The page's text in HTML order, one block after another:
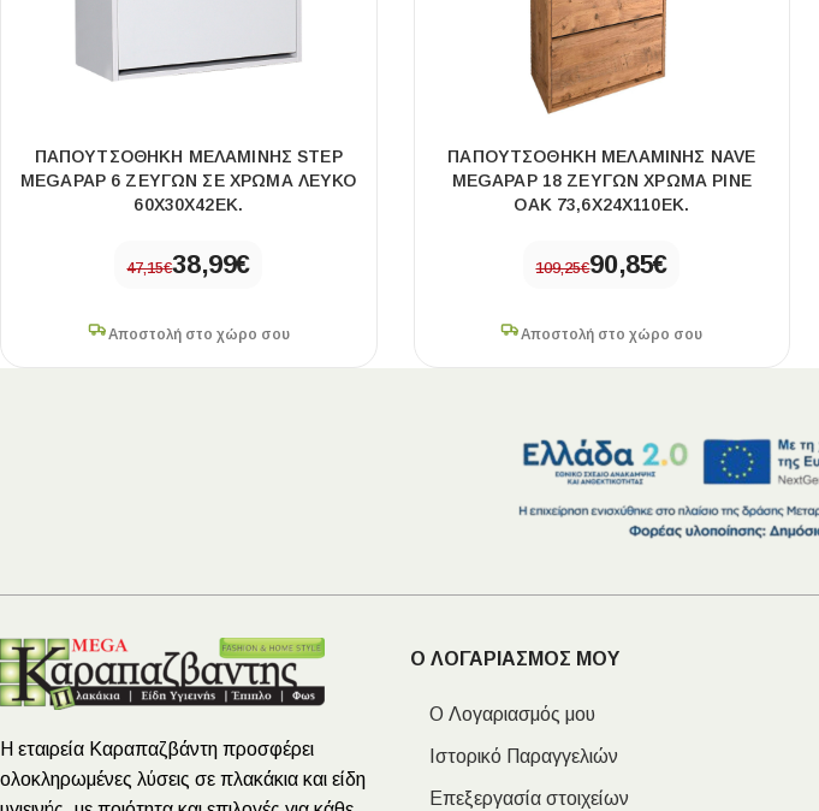
ΠΑΠΟΥΤΣΟΘΉΚΗ ΜΕΛΑΜΊΝΗΣ STEP
MEGAPAP 6 ΖΕΥΓΏΝ ΣΕ ΧΡΏΜΑ ΛΕΥΚΌ
60X30X42ΕΚ.
47,15€38,99€
Αποστολή στο χώρο σου
ΠΑΠΟΥΤΣΟΘΉΚΗ ΜΕΛΑΜΊΝΗΣ NAVE
MEGAPAP 18 ΖΕΥΓΏΝ ΧΡΏΜΑ PINE
OAK 73,6X24X110ΕΚ.
109,25€90,85€
Αποστολή στο χώρο σου
Η εταιρεία Καραπαζβάντη προσφέρει
ολοκληρωμένες λύσεις σε πλακάκια και είδη
Ο ΛΟΓΑΡΙΑΣΜΟΣ ΜΟΥ
Ο Λογαριασμός μου
Ιστορικό Παραγγελιών
Επεξεργασία στοιχείων